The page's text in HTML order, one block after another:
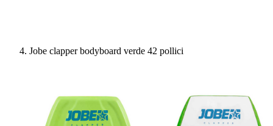
Jobe clapper bodyboard verde 42 pollici